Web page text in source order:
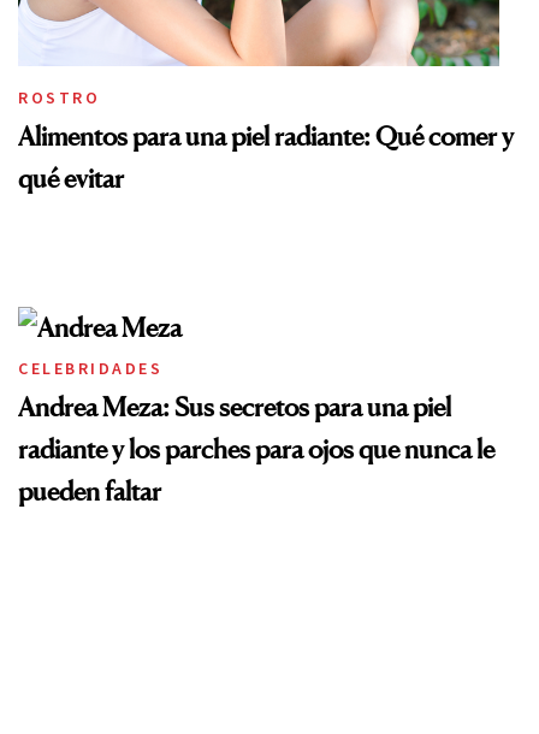
ROSTRO
Alimentos para una piel radiante: Qué comer y
qué evitar
CELEBRIDADES
Andrea Meza: Sus secretos para una piel
radiante y los parches para ojos que nunca le
pueden faltar